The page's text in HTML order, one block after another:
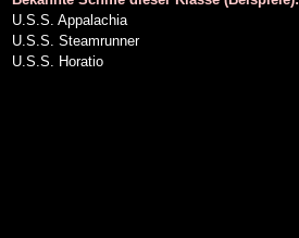
U.S.S. Appalachia
U.S.S. Steamrunner
U.S.S. Horatio